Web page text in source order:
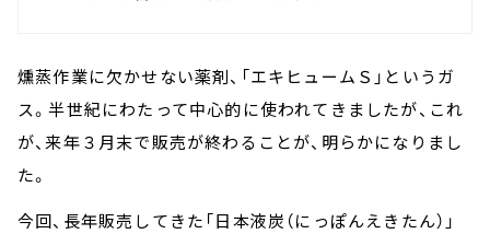
燻蒸作業に欠かせない薬剤、「エキヒュームＳ」というガ
ス。半世紀にわたって中心的に使われてきましたが、これ
が、来年３月末で販売が終わることが、明らかになりまし
た。
今回、長年販売してきた「日本液炭（にっぽんえきたん）」